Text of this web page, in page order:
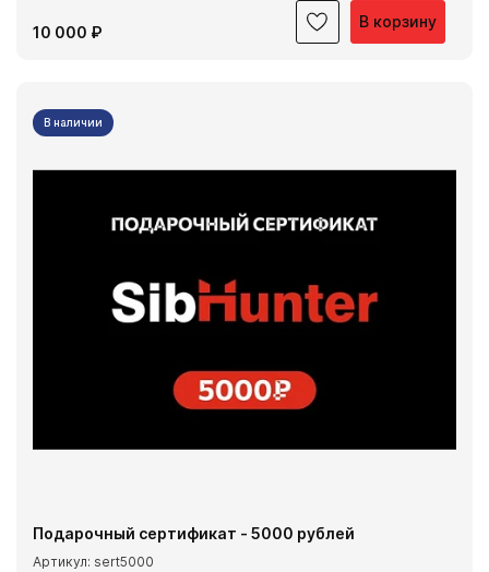
В корзину
10 000 ₽
В наличии
Подарочный сертификат - 5000 рублей
Артикул: sert5000